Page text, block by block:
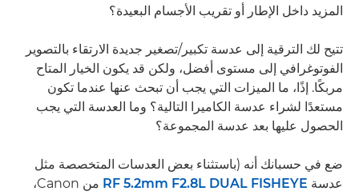
المزيد داخل الإطار أو تقريب الأجسام البعيدة؟
تتيح لك الترقية إلى عدسة تكبير/تصغير جديدة الارتقاء بالتصوير
الفوتوغرافي إلى مستوى أفضل، ولكن قد يكون الخيار المتاح
مربكًا. إذًا، ما الميزات التي يجب أن تبحث عنها عندما تكون
مستعدًا لشراء عدسة الكاميرا التالية؟ وما العدسة التي يجب
الحصول عليها بعد عدسة المجموعة؟
ضع في حسبانك أنه (باستثناء بعض العدسات المتخصصة مثل
عدسة RF 5.2mm F2.8L DUAL FISHEYE
من Canon،